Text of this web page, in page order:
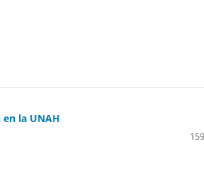
la UNAH